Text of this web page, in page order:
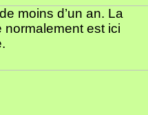
moins d’un an. La
normalement est ici